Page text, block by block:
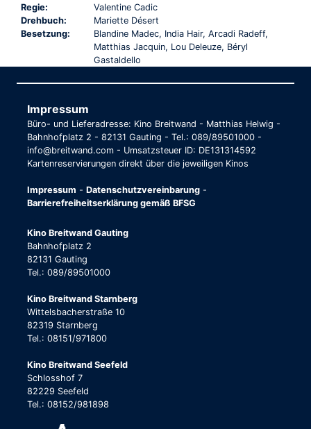
Regie:
Valentine Cadic
Drehbuch:
Mariette Désert
Besetzung:
Blandine Madec, India Hair, Arcadi Radeff,
Matthias Jacquin, Lou Deleuze, Béryl
Gastaldello
Impressum
Büro- und Lieferadresse: Kino Breitwand - Matthias Helwig -
Bahnhofplatz 2 - 82131 Gauting - Tel.: 089/89501000 -
info@breitwand.com - Umsatzsteuer ID: DE131314592
Kartenreservierungen direkt über die jeweiligen Kinos
Impressum - Datenschutzvereinbarung -
Barrierefreiheitserklärung gemäß BFSG
Kino Breitwand Gauting
Bahnhofplatz 2
82131 Gauting
Tel.: 089/89501000
Kino Breitwand Starnberg
Wittelsbacherstraße 10
82319 Starnberg
Tel.: 08151/971800
Kino Breitwand Seefeld
Schlosshof 7
82229 Seefeld
Tel.: 08152/981898